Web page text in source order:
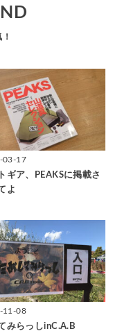
03-17
ギア、PEAKSに掲載さ
よ
11-08
みらっしinC.A.B